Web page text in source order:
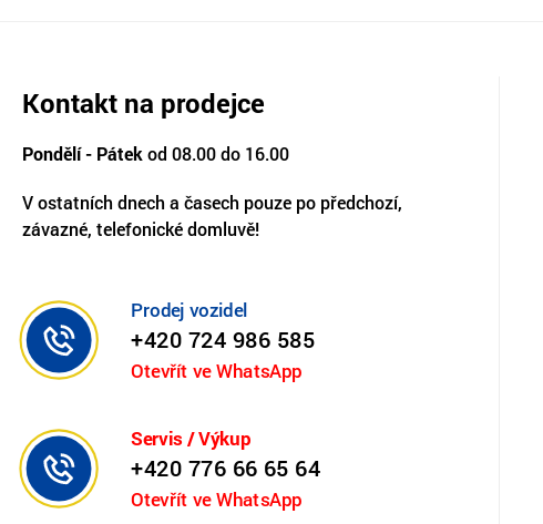
Kontakt na prodejce
Pondělí - Pátek od 08.00 do 16.00
V ostatních dnech a časech pouze po předchozí,
závazné, telefonické domluvě!
Prodej vozidel
+420 724 986 585
Otevřít ve WhatsApp
Servis / Výkup
+420 776 66 65 64
Otevřít ve WhatsApp